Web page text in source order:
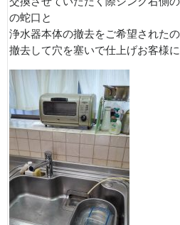
の蛇口と
浄水器本体の撤去をご希望された
撤去して穴を塞いで仕上げお客様